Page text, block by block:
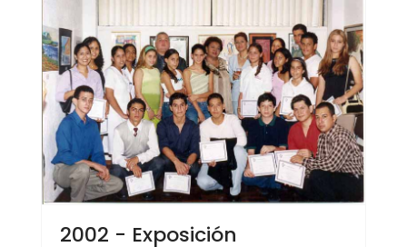
2002 - Exposición